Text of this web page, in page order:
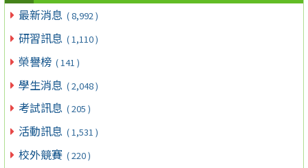
最新消息 ( 8,992 )
研習訊息 ( 1,110 )
榮譽榜 ( 141 )
學生消息 ( 2,048 )
考試訊息 ( 205 )
活動訊息 ( 1,531 )
校外競賽 ( 220 )